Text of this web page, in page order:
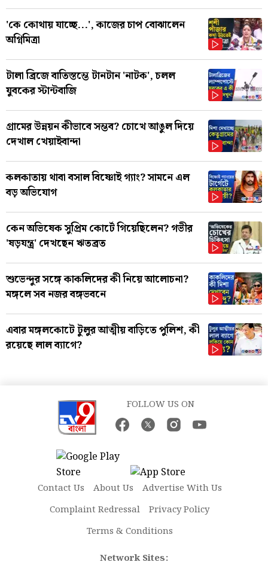
'কে কোথায় যাচ্ছে...', কাজের চাপ বোঝালেন
অগ্নিমিত্রা
টালা ব্রিজে বাতিস্তম্ভে টানটান 'নাটক', চলল
যুবকের স্টান্টবাজি
গ্রামের উন্নয়ন কীভাবে সম্ভব? চোখে আঙুল দিয়ে
দেখাল খেয়াইবান্দা
কলকাতায় থাবা বসাল বিষ্ণোই গ্যাং? সামনে এল
বড় অভিযোগ
কেন অভিষেক সুপ্রিম কোর্টে গিয়েছিলেন? গভীর
'ষড়যন্ত্র' দেখছেন ঋতব্রত
শুভেন্দুর সঙ্গে কাকলিদের কী নিয়ে আলোচনা?
মঙ্গলে সব নজর বঙ্গভবনে
এবার মঙ্গলকোটে টুলুর আত্মীয় বাড়িতে পুলিশ, কী
রয়েছে লাল ব্যাগে?
FOLLOW US ON
Contact Us About Us
Advertise With Us
Complaint Redressal
Privacy Policy
Terms & Conditions
Network Sites: